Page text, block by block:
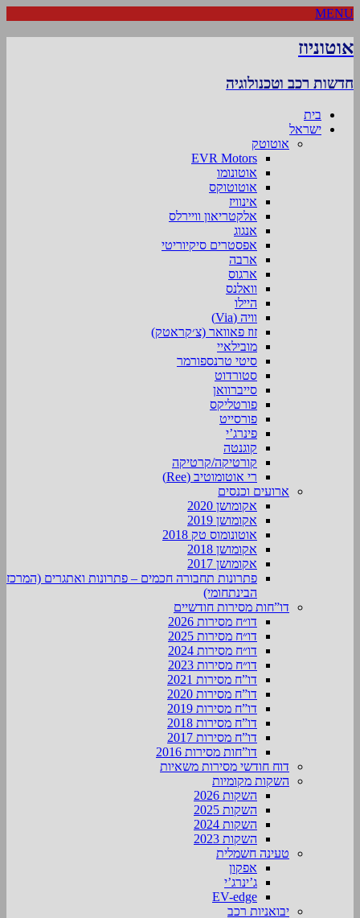
MENU
אוטוניוז
חדשות רכב וטכנולוגיה
בית
ישראל
אוטוטק
EVR Motors
אוטונומו
אוטוטוקס
אינוויז
אלקטריאון וויירלס
אנגוג
אפסטרים סיקיוריטי
ארבה
ארגוס
וואלנס
היילו
וויה (Via)
זוז פאוואר (צ׳קראטק)
מובילאיי
סיטי טרנספורמר
סטורדוט
סייברוואן
פורטליקס
פורסייט
פינרג’י
קוגנטה
קורטיקה/קרטיקה
רי אוטומוטיב (Ree)
ארועים וכנסים
אקומושן 2020
אקומושן 2019
אוטונומוס טק 2018
אקומושן 2018
אקומושן 2017
פתרונות תחבורה חכמים – פתרונות ואתגרים (המרכז
הבינתחומי)
דו”חות מסירות חודשיים
דו״ח מסירות 2026
דו״ח מסירות 2025
דו״ח מסירות 2024
דו״ח מסירות 2023
דו”ח מסירות 2021
דו”ח מסירות 2020
דו”ח מסירות 2019
דו”ח מסירות 2018
דו”ח מסירות 2017
דו”חות מסירות 2016
דוח חודשי מסירות משאיות
השקות מקומיות
השקות 2026
השקות 2025
השקות 2024
השקות 2023
טעינה חשמלית
אפקון
ג’ינרג’י
EV-edge
יבואניות רכב